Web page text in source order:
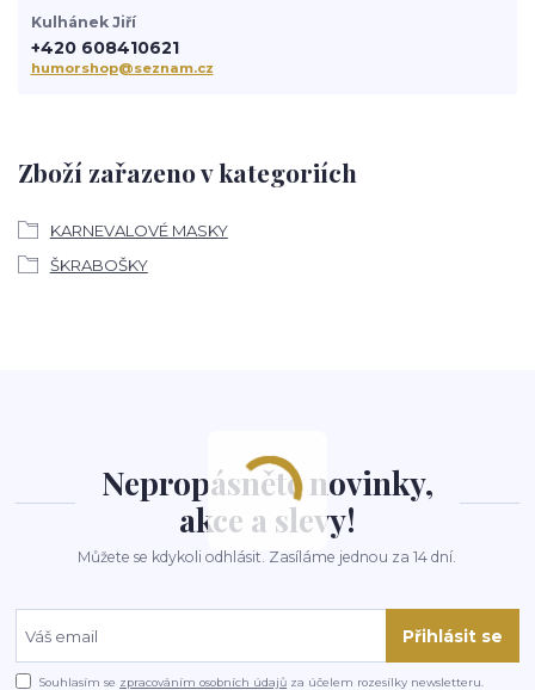
Zboží zařazeno v kategoriích
KARNEVALOVÉ MASKY
ŠKRABOŠKY
Kulhánek Jiří
+420 608410621
humorshop@seznam.cz
Nepropásněte novinky,
akce a slevy!
Můžete se kdykoli odhlásit. Zasíláme jednou za 14 dní.
Přihlásit se
Souhlasím se zpracováním osobních údajů za účelem rozesílky newsletteru.